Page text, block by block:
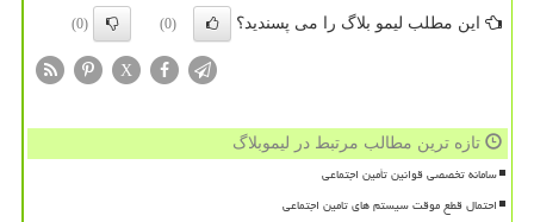
این مطلب لیمو بلاگ را می پسندید؟ (0)
(0)
X
تازه ترین مطالب مرتبط در لیموبلاگ
سامانه تخصصی قوانین تأمین اجتماعی
احتمال قطع موقت سیستم های تامین اجتماعی